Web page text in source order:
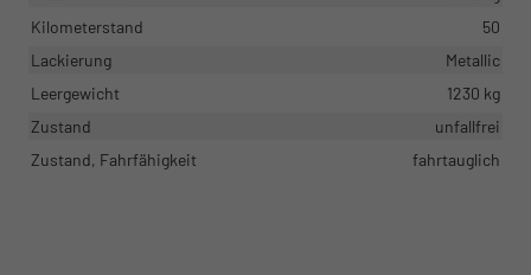
Kilometerstand
50
Lackierung
Metallic
Leergewicht
1230 kg
Zustand
unfallfrei
Zustand, Fahrfähigkeit
fahrtauglich